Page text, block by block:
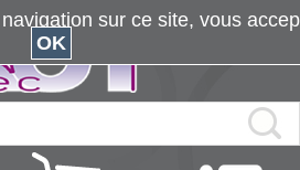
sur ce site, vous
OK